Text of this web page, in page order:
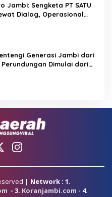
Jambi: Sengketa PT SATU
Dialog, Operasional
Generasi Jambi dari
Perundungan Dimulai dari
| Network : 1.
- 3. Koranjambi.com - 4.